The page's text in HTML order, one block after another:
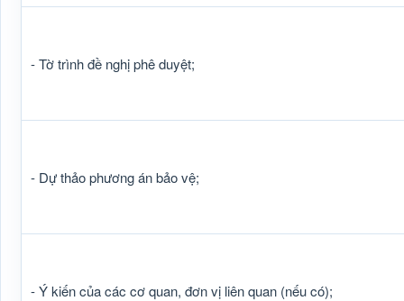
- Tờ trình đề nghị phê duyệt;
- Dự thảo phương án bảo vệ;
- Ý kiến của các cơ quan, đơn vị liên quan (nếu có);